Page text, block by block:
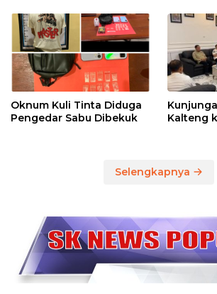
Oknum Kuli Tinta Diduga
Pengedar Sabu Dibekuk
Kalteng
Selengkapnya